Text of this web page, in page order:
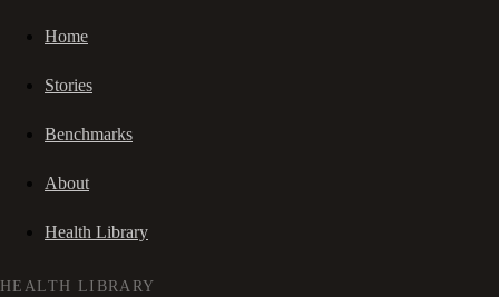
Home
Stories
Benchmarks
About
Health Library
HEALTH LIBRARY